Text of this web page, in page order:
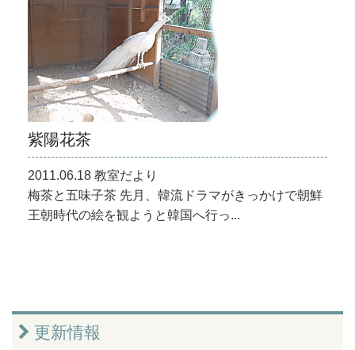
紫陽花茶
2011.06.18 教室だより
梅茶と五味子茶 先月、韓流ドラマがきっかけで朝鮮
王朝時代の絵を観ようと韓国へ行っ...
更新情報